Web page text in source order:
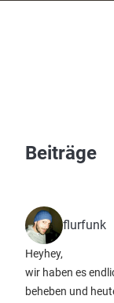
Beiträge
flurfunk
Heyhey,
wir haben es
beheben und